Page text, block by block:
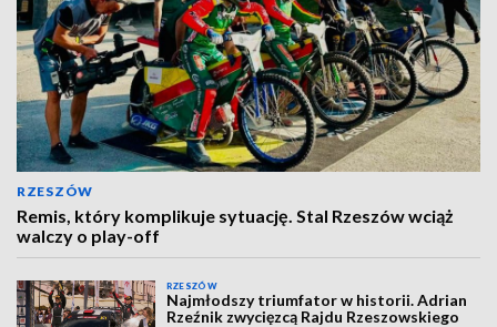
RZESZÓW
Remis, który komplikuje sytuację. Stal Rzeszów wciąż
walczy o play-off
RZESZÓW
Najmłodszy triumfator w historii. Adrian
Rzeźnik zwycięzcą Rajdu Rzeszowskiego